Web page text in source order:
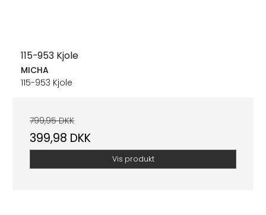
115-953 Kjole
MICHA
115-953 Kjole
799,95 DKK
399,98 DKK
Vis produkt